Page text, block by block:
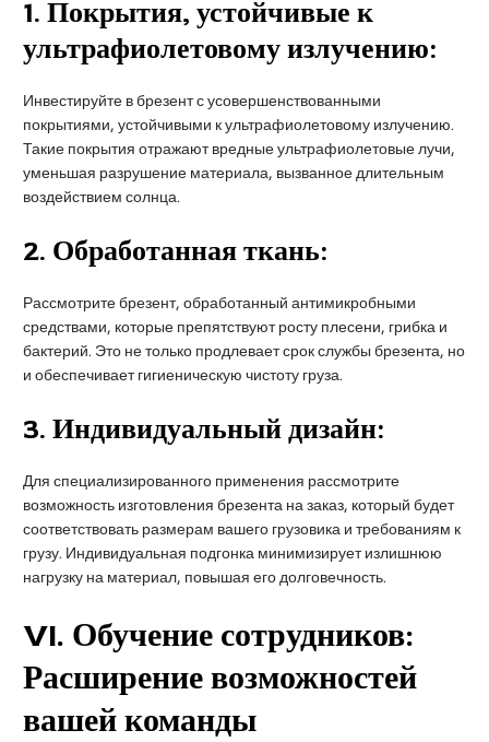
1.Покрытия, устойчивые к
ультрафиолетовому излучению:
Инвестируйте в брезент с усовершенствованными
покрытиями, устойчивыми к ультрафиолетовому излучению.
Такие покрытия отражают вредные ультрафиолетовые лучи,
уменьшая разрушение материала, вызванное длительным
воздействием солнца.
2. Обработанная ткань:
Рассмотрите брезент, обработанный антимикробными
средствами, которые препятствуют росту плесени, грибка и
бактерий. Это не только продлевает срок службы брезента, но
и обеспечивает гигиеническую чистоту груза.
3.Индивидуальный дизайн:
Для специализированного применения рассмотрите
возможность изготовления брезента на заказ, который будет
соответствовать размерам вашего грузовика и требованиям к
грузу. Индивидуальная подгонка минимизирует излишнюю
нагрузку на материал, повышая его долговечность.
VI. Обучение сотрудников:
Расширение возможностей
вашей команды